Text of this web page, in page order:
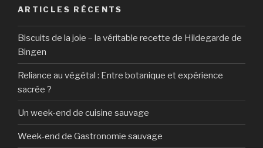
ARTICLES RÉCENTS
Biscuits de la joie – la véritable recette de Hildegarde de
Bingen
Reliance au végétal : Entre botanique et expérience
sacrée ?
Un week-end de cuisine sauvage
Week-end de Gastronomie sauvage